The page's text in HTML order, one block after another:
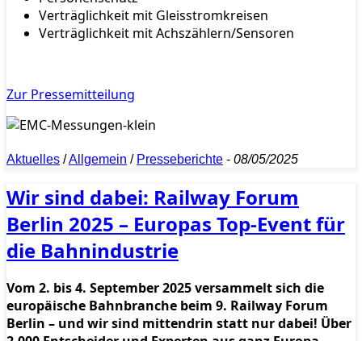
Verträglichkeit mit Gleisstromkreisen
Verträglichkeit mit Achszählern/Sensoren
Zur Pressemitteilung
Aktuelles /Allgemein / Presseberichte - 08/05/2025
Wir sind dabei: Railway Forum
Berlin 2025 – Europas Top-Event für
die Bahnindustrie
Vom 2. bis 4. September 2025 versammelt sich die
europäische Bahnbranche beim 9. Railway Forum
Berlin – und wir sind mittendrin statt nur dabei! Über